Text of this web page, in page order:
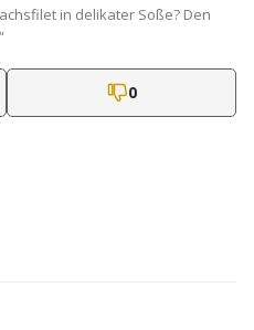
in delikater Soße? Den
0